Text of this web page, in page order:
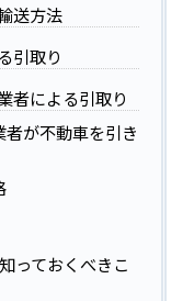
送方法
引取り
者による引取り
が不動車を引き
っておくべきこ